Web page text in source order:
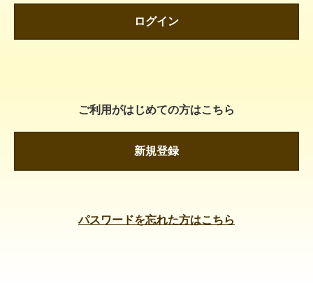
ログイン
ご利用がはじめての方はこちら
新規登録
パスワードを忘れた方はこちら